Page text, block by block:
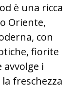
è una ricca
Oriente,
con
fiorite
avvolge i
freschezza